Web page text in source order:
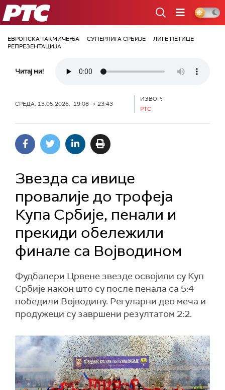
РТС
ЕВРОПСКА ТАКМИЧЕЊА СУПЕРЛИГА СРБИЈЕ
ЛИГЕ ПЕТИЦЕ
РЕПРЕЗЕНТАЦИЈА
Читај ми!
СРЕДА, 13.05.2026, 19:08 -> 23:43
ИЗВОР:
РТС
Звезда са ивице
провалије до трофеја
Купа Србије, пенали и
прекиди обележили
финале са Војводином
Фудбалери Црвене звезде освојили су Куп
Србије након што су после пенала са 5:4
победили Војводину. Регуларни део меча и
продужеци су завршени резултатом 2:2.